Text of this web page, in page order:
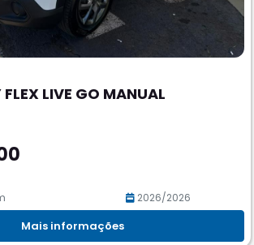
FLEX LIVE GO MANUAL
2026/2026
Mais informações